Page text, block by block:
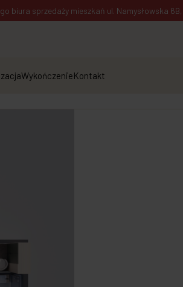
biura sprzedaży mieszkań ul. Namysłowska 6B,
WykończenieKontakt